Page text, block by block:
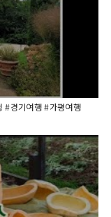
경기여행 #가평여행